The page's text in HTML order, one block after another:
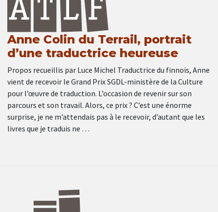
Anne Colin du Terrail, portrait
d’une traductrice heureuse
Propos recueillis par Luce Michel Traductrice du finnois, Anne
vient de recevoir le Grand Prix SGDL-ministère de la Culture
pour l’œuvre de traduction. L’occasion de revenir sur son
parcours et son travail. Alors, ce prix ? C’est une énorme
surprise, je ne m’attendais pas à le recevoir, d’autant que les
livres que je traduis ne …